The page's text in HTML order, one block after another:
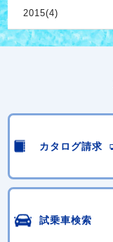
2015(4)
カタログ請求
試乗車検索